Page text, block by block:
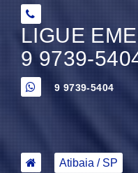
LIGUE
9 9739-
9 9739-5404
Atibaia / SP